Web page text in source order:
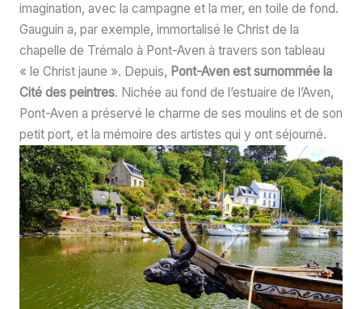
imagination, avec la campagne et la mer, en toile de fond.
Gauguin a, par exemple, immortalisé le Christ de la
chapelle de Trémalo à Pont-Aven à travers son tableau
« le Christ jaune ». Depuis, Pont-Aven est surnommée la
Cité des peintres. Nichée au fond de l’estuaire de l’Aven,
Pont-Aven a préservé le charme de ses moulins et de son
petit port, et la mémoire des artistes qui y ont séjourné.